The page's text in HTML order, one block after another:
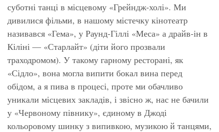
суботні танці в місцевому «Грейндж-холі». Ми
дивилися фільми, в нашому містечку кінотеатр
називався «Гема», у Раунд-Гіллі «Меса» а драйв-ін в
Кіліні — «Старлайт» (діти його прозвали
траходромом). У такому гарному ресторані, як
«Сідло», вона могла випити бокал вина перед
обідом, а я пива в процесі, проте ми обачливо
уникали місцевих закладів, і звісно ж, нас не бачили
у «Червоному півнику», єдиному в Джоді
кольоровому шинку з випивкою, музикою й танцями,